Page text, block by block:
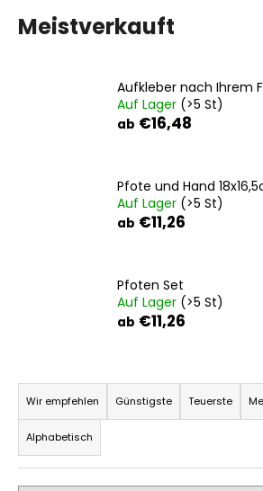
Meistverkauft
Aufkleber nach Ihrem
Auf Lager (>5 St)
ab €16,48
Pfote und Hand
Auf Lager (>5 St)
ab €11,26
Pfoten Set
Auf Lager (>5 St)
ab €11,26
P
o
d
u
Wir empfehlen Günstigste Teuerste
Alphabetisch
S
i
e
h
e
n